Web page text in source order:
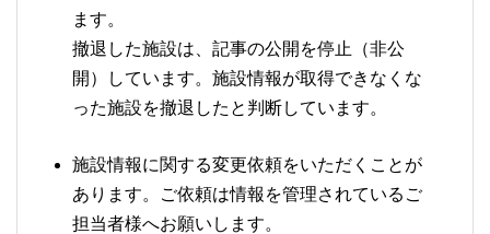
ます。
撤退した施設は、記事の公開を停止（非公
開）しています。施設情報が取得できなくな
った施設を撤退したと判断しています。
施設情報に関する変更依頼をいただくことが
あります。ご依頼は情報を管理されているご
担当者様へお願いします。